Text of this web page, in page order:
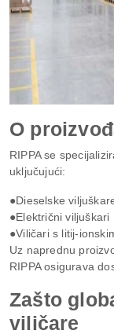
O
RIPPA se
uključujući:
●Dieselske
●Električni viljuškari
●Viličari s litij-
Uz naprednu
RIPPA osigurava
Zašto
viličare